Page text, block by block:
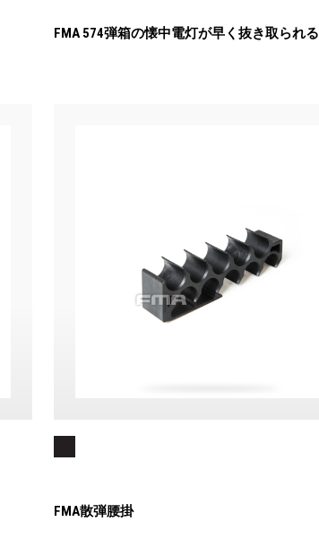
FMA 574弾箱の懐中電灯が早く抜き取られる
FMA散弾腰掛